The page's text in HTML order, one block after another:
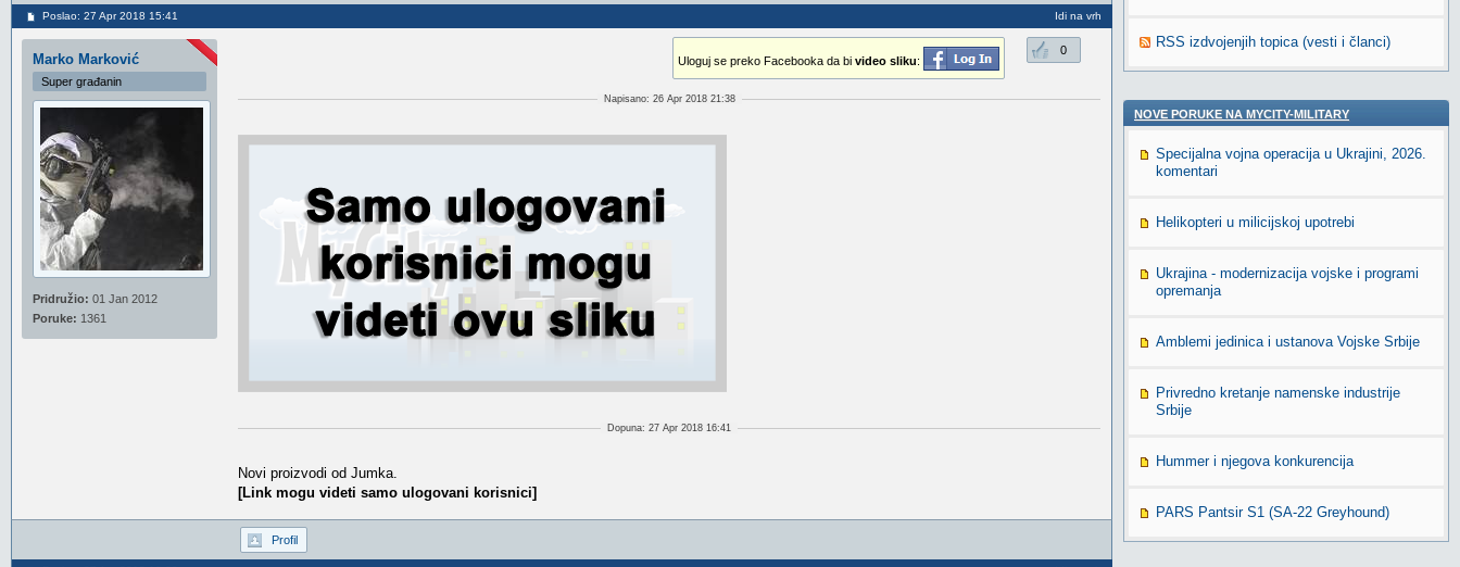
Poslao: 27 Apr 2018 15:41 Idi na vrh
Marko Marković
Super građanin
Pridružio: 01 Jan 2012
Poruke: 1361
0
Uloguj se preko Facebooka da bi video sliku:
Napisano: 26 Apr 2018 21:38
Dopuna: 27 Apr 2018 16:41
Novi proizvodi od Jumka.
[Link mogu videti samo ulogovani korisnici]
Profil
RSS izdvojenjih topica (vesti i članci)
NOVE PORUKE NA MYCITY-MILITARY
Specijalna vojna operacija u Ukrajini, 2026.
komentari
Helikopteri u milicijskoj upotrebi
Ukrajina - modernizacija vojske i programi
opremanja
Amblemi jedinica i ustanova Vojske Srbije
Privredno kretanje namenske industrije
Srbije
Hummer i njegova konkurencija
PARS Pantsir S1 (SA-22 Greyhound)